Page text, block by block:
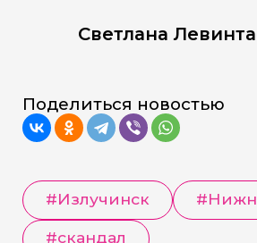
Светлана
Поделиться новостью
#Излучинск
#скандал